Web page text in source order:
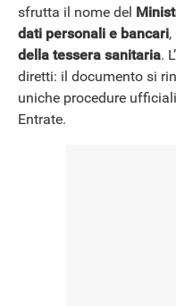
sfrutta il nome del
dati personali e bancari
della tessera sanitaria.
diretti: il documento si
uniche procedure
Entrate.